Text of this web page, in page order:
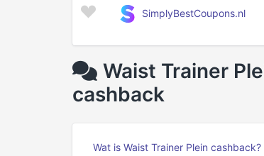
SimplyBestCoupons.nl
Waist Trainer
cashback
Wat is Waist Trainer Plein cashback?